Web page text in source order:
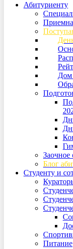
Абитуриенту
Дом
Заочное
Блог
Студенту и
Питание